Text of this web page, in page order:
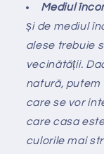
Mediul
și de mediul
alese trebuie
vecinătății.
natură,
care se vor
care casa
culorile mai